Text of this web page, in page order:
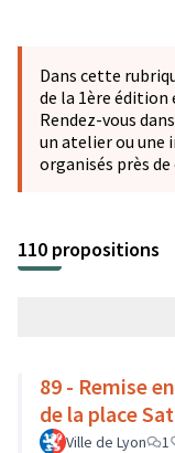
−
Dans cette
de la 1ère édition
Rendez-vous
un atelier ou
organisés près de
110 propositions
89 - Remise
de la place
Ville de Lyon 1